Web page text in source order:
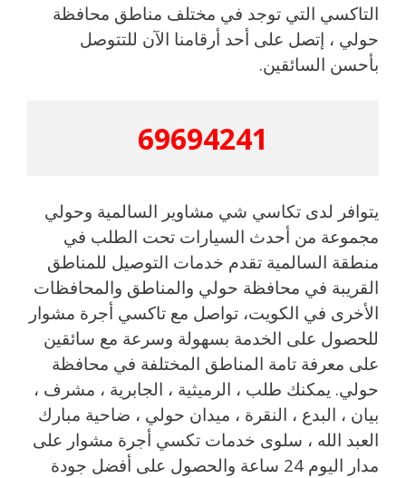
التاكسي التي توجد في مختلف مناطق محافظة
حولي ، إتصل على أحد أرقامنا الآن للتتوصل
بأحسن السائقين.
69694241
يتوافر لدى تكاسي شي مشاوير السالمية وحولي
مجموعة من أحدث السيارات تحت الطلب في
منطقة السالمية تقدم خدمات التوصيل للمناطق
القريبة في محافظة حولي والمناطق والمحافظات
الأخرى في الكويت، تواصل مع تاكسي أجرة مشوار
للحصول على الخدمة بسهولة وسرعة مع سائقين
على معرفة تامة المناطق المختلفة في محافظة
حولي. يمكنك طلب ، الرميثية ، الجابرية ، مشرف ،
بيان ، البدع ، النقرة ، ميدان حولي ، ضاحية مبارك
العبد الله ، سلوى خدمات تكسي أجرة مشوار على
مدار اليوم 24 ساعة والحصول على أفضل جودة